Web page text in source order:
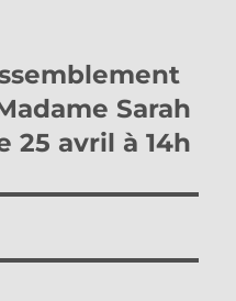
Sarah
25 avril à 14h